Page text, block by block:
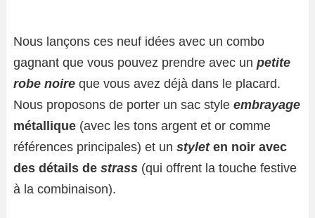
Nous lançons ces neuf idées avec un combo
gagnant que vous pouvez prendre avec un petite
robe noire que vous avez déjà dans le placard.
Nous proposons de porter un sac style embrayage
métallique (avec les tons argent et or comme
références principales) et un styleten noir avec
des détails de strass (qui offrent la touche festive
à la combinaison).